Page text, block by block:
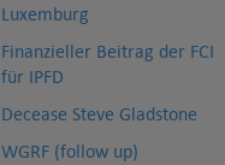
Luxemburg
Finanzieller Beitrag der FCI
für IPFD
Decease Steve Gladstone
WGRF (follow up)